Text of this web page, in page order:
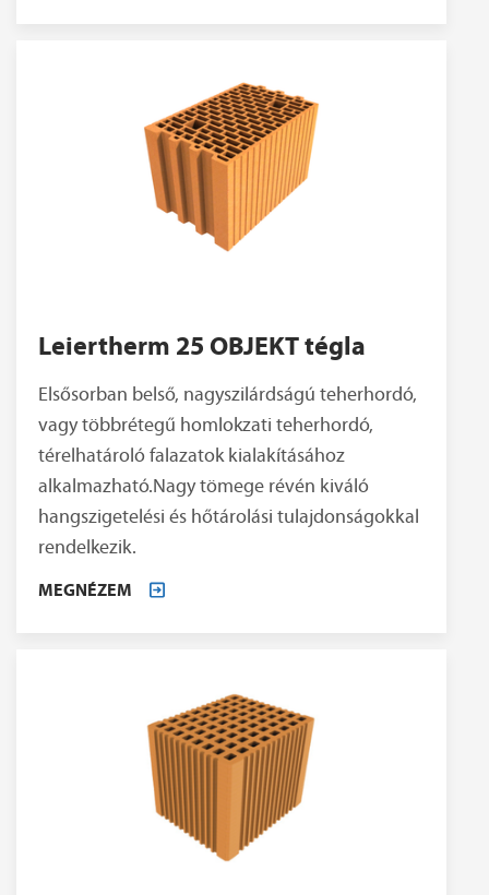
Leiertherm 25 OBJEKT tégla
Elsősorban belső, nagyszilárdságú teherhordó,
vagy többrétegű homlokzati teherhordó,
térelhatároló falazatok kialakításához
alkalmazható.Nagy tömege révén kiváló
hangszigetelési és hőtárolási tulajdonságokkal
rendelkezik.
MEGNÉZEM